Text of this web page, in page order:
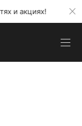
В моем